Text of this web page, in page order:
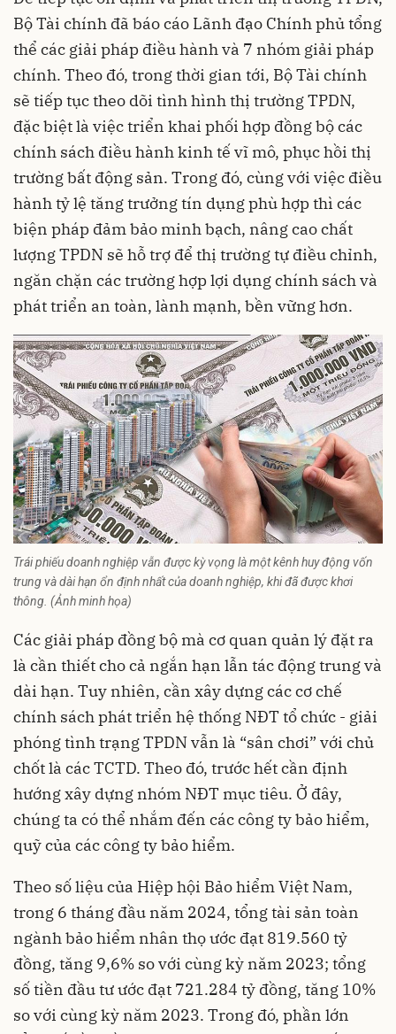
Bộ Tài chính đã báo cáo Lãnh đạo Chính phủ tổng
thể các giải pháp điều hành và 7 nhóm giải pháp
chính. Theo đó, trong thời gian tới, Bộ Tài chính
sẽ tiếp tục theo dõi tình hình thị trường TPDN,
đặc biệt là việc triển khai phối hợp đồng bộ các
chính sách điều hành kinh tế vĩ mô, phục hồi thị
trường bất động sản. Trong đó, cùng với việc điều
hành tỷ lệ tăng trưởng tín dụng phù hợp thì các
biện pháp đảm bảo minh bạch, nâng cao chất
lượng TPDN sẽ hỗ trợ để thị trường tự điều chỉnh,
ngăn chặn các trường hợp lợi dụng chính sách và
phát triển an toàn, lành mạnh, bền vững hơn.
Trái phiếu doanh nghiệp vẫn được kỳ vọng là một kênh huy động vốn
trung và dài hạn ổn định nhất của doanh nghiệp, khi đã được khơi
thông. (Ảnh minh họa)
Các giải pháp đồng bộ mà cơ quan quản lý đặt ra
là cần thiết cho cả ngắn hạn lẫn tác động trung và
dài hạn. Tuy nhiên, cần xây dựng các cơ chế
chính sách phát triển hệ thống NĐT tổ chức - giải
phóng tình trạng TPDN vẫn là “sân chơi” với chủ
chốt là các TCTD. Theo đó, trước hết cần định
hướng xây dựng nhóm NĐT mục tiêu. Ở đây,
chúng ta có thể nhắm đến các công ty bảo hiểm,
quỹ của các công ty bảo hiểm.
Theo số liệu của Hiệp hội Bảo hiểm Việt Nam,
trong 6 tháng đầu năm 2024, tổng tài sản toàn
ngành bảo hiểm nhân thọ ước đạt 819.560 tỷ
đồng, tăng 9,6% so với cùng kỳ năm 2023; tổng
số tiền đầu tư ước đạt 721.284 tỷ đồng, tăng 10%
so với cùng kỳ năm 2023. Trong đó, phần lớn